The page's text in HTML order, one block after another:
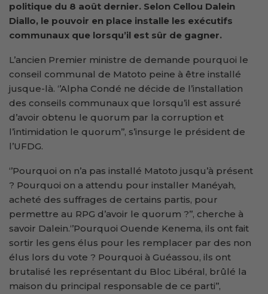
politique du 8 août dernier. Selon Cellou Dalein
Diallo, le pouvoir en place installe les exécutifs
communaux que lorsqu’il est sûr de gagner.
L’ancien Premier ministre de demande pourquoi le
conseil communal de Matoto peine à être installé
jusque-là. ‘’Alpha Condé ne décide de l’installation
des conseils communaux que lorsqu’il est assuré
d’avoir obtenu le quorum par la corruption et
l’intimidation le quorum’’, s’insurge le président de
l’UFDG.
‘’Pourquoi on n’a pas installé Matoto jusqu’à présent
? Pourquoi on a attendu pour installer Manéyah,
acheté des suffrages de certains partis, pour
permettre au RPG d’avoir le quorum ?’’, cherche à
savoir Dalein.‘’Pourquoi Ouende Kenema, ils ont fait
sortir les gens élus pour les remplacer par des non
élus lors du vote ? Pourquoi à Guéassou, ils ont
brutalisé les représentant du Bloc Libéral, brûlé la
maison du principal responsable de ce parti’’,